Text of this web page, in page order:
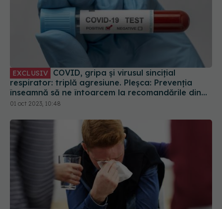
EXCLUSIV
respirator: triplă agresiune. Pleșca: Prevenția
înseamnă să ne întoarcem la recomandările din
timpul pandemiei!
01 oct 2023, 10:48